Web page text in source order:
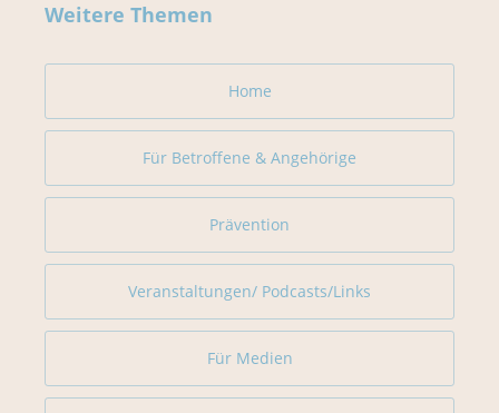
Weitere Themen
Home
Für Betroffene & Angehörige
Prävention
Veranstaltungen/ Podcasts/Links
Für Medien